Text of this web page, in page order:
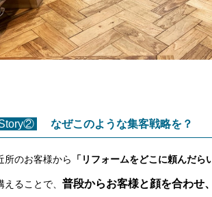
なぜこのような集客戦略を？
所のお客様から 「リフォームをどこに頼んだら
えることで、 普段からお客様と顔を合わせ